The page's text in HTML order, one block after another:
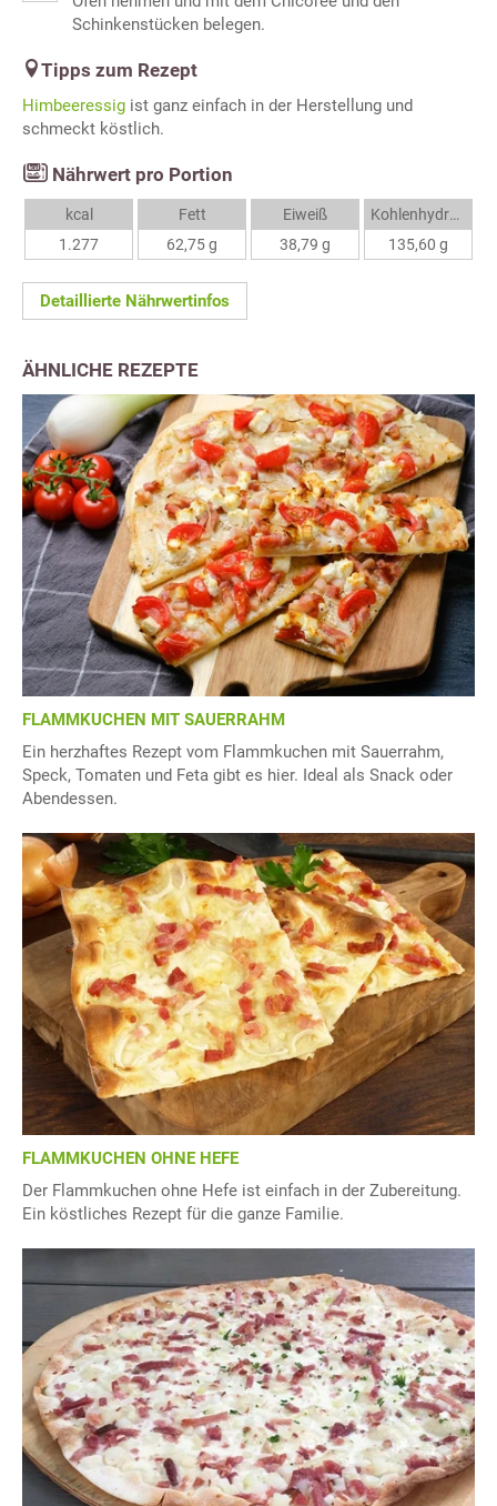
Schinkenstücken belegen.
Tipps zum Rezept
Himbeeressig ist ganz einfach in der Herstellung und
schmeckt köstlich.
Nährwert pro Portion
kcal
1.277
Fett
62,75 g
Eiweiß
38,79 g
Kohlenhydrate
135,60 g
Detaillierte Nährwertinfos
ÄHNLICHE REZEPTE
FLAMMKUCHEN MIT SAUERRAHM
Ein herzhaftes Rezept vom Flammkuchen mit Sauerrahm,
Speck, Tomaten und Feta gibt es hier. Ideal als Snack oder
Abendessen.
FLAMMKUCHEN OHNE HEFE
Der Flammkuchen ohne Hefe ist einfach in der Zubereitung.
Ein köstliches Rezept für die ganze Familie.